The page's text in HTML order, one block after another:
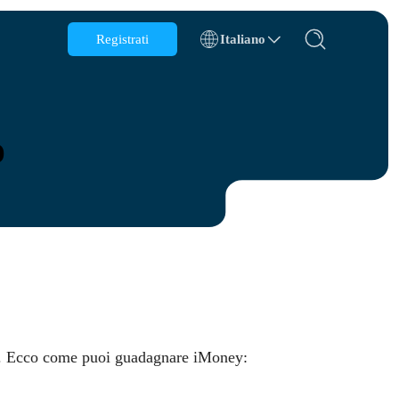
Registrati Italiano
Danimarca
Estonia
come puoi guadagnare iMoney: